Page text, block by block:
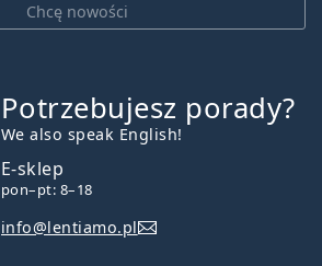
Chcę nowości
Potrzebujesz porady?
We also speak English!
E-sklep
pon–pt: 8–18
info@lentiamo.pl